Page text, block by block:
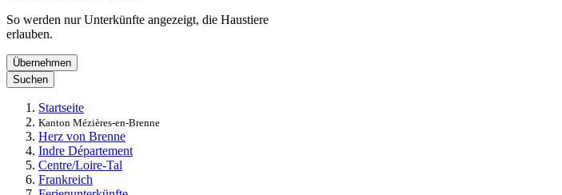
So werden nur Unterkünfte angezeigt, die Haustiere
erlauben.
Übernehmen
Suchen
Startseite
Kanton Mézières-en-Brenne
Herz von Brenne
Indre Département
Centre/Loire-Tal
Frankreich